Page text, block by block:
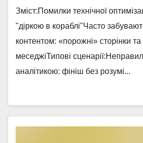
Зміст:Помилки технічної
"діркою в кораблі"Часто
контентом: «порожні» сторінки та
меседжіТипові
аналітикою: фініш без розумі...